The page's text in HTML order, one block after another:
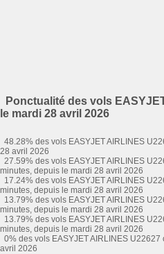
Ponctualité des vols
le mardi 28 avril 2026
48.28% des vols EASYJET AIRLINES
28 avril 2026
27.59% des vols EASYJET AIRLINES
minutes, depuis le mardi 28 avril 2026
17.24% des vols EASYJET AIRLINES
minutes, depuis le mardi 28 avril 2026
13.79% des vols EASYJET AIRLINES
minutes, depuis le mardi 28 avril 2026
13.79% des vols EASYJET AIRLINES
minutes, depuis le mardi 28 avril 2026
0% des vols EASYJET AIRLINES
avril 2026